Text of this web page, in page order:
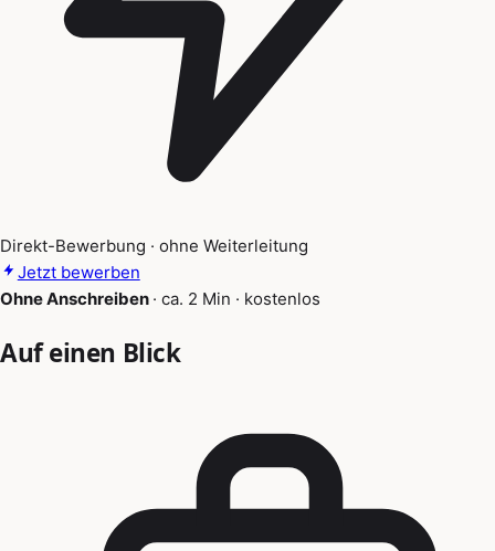
Direkt-Bewerbung · ohne Weiterleitung
Jetzt bewerben
Ohne Anschreiben · ca. 2 Min · kostenlos
Auf einen Blick